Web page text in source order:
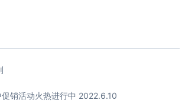
销活动火热进行中 2022.6.10